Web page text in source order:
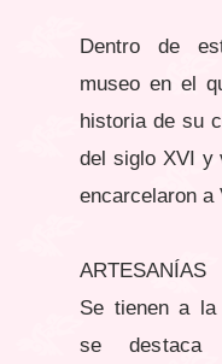
Dentro de
museo en el
historia de su
del siglo XVI y
encarcelaron a
ARTESANÍAS
Se tienen a la
se destaca